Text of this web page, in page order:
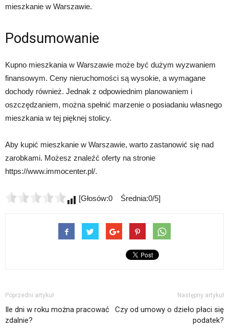
mieszkanie w Warszawie.
Podsumowanie
Kupno mieszkania w Warszawie może być dużym wyzwaniem
finansowym. Ceny nieruchomości są wysokie, a wymagane
dochody również. Jednak z odpowiednim planowaniem i
oszczędzaniem, można spełnić marzenie o posiadaniu własnego
mieszkania w tej pięknej stolicy.
Aby kupić mieszkanie w Warszawie, warto zastanowić się nad
zarobkami. Możesz znaleźć oferty na stronie
https://www.immocenter.pl/.
[Głosów:0 Średnia:0/5]
Poprzedni artykuł
Ile dni w roku można pracować
zdalnie?
Następny artykuł
Czy od umowy o dzieło płaci się
podatek?